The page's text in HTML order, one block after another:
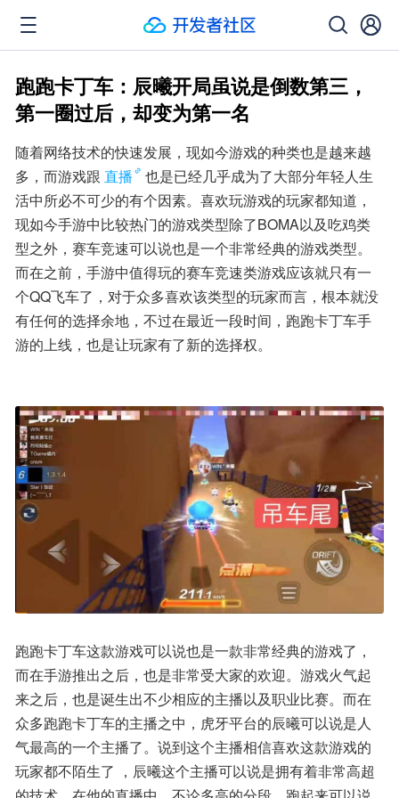
跑跑卡丁车：辰曦开局虽说是倒数第三，
第一圈过后，却变为第一名
随着网络技术的快速发展，现如今游戏的种类也是越来越
多，而游戏跟 直播
也是已经几乎成为了大部分年轻人生
活中所必不可少的有个因素。喜欢玩游戏的玩家都知道，
现如今手游中比较热门的游戏类型除了BOMA以及吃鸡类
型之外，赛车竞速可以说也是一个非常经典的游戏类型。
而在之前，手游中值得玩的赛车竞速类游戏应该就只有一
个QQ飞车了，对于众多喜欢该类型的玩家而言，根本就没
有任何的选择余地，不过在最近一段时间，跑跑卡丁车手
游的上线，也是让玩家有了新的选择权。
跑跑卡丁车这款游戏可以说也是一款非常经典的游戏了，
而在手游推出之后，也是非常受大家的欢迎。游戏火气起
来之后，也是诞生出不少相应的主播以及职业比赛。而在
众多跑跑卡丁车的主播之中，虎牙平台的辰曦可以说是人
气最高的一个主播了。说到这个主播相信喜欢这款游戏的
玩家都不陌生了 ，辰曦这个主播可以说是拥有着非常高超